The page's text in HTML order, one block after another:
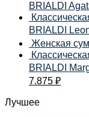
BRIALDI
BRIALDI
Женская
BRIALDI
7.875 ₽
Лучшее